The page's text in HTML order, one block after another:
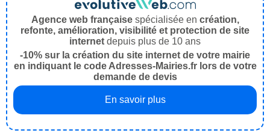
Agence web françaisespécialisée en création,
refonte, amélioration, visibilité et protection de site
internet depuis plus de 10 ans
-10% sur la création du site internet de votre mairie
en indiquant le code Adresses-Mairies.fr lors de votre
demande de devis
En savoir plus